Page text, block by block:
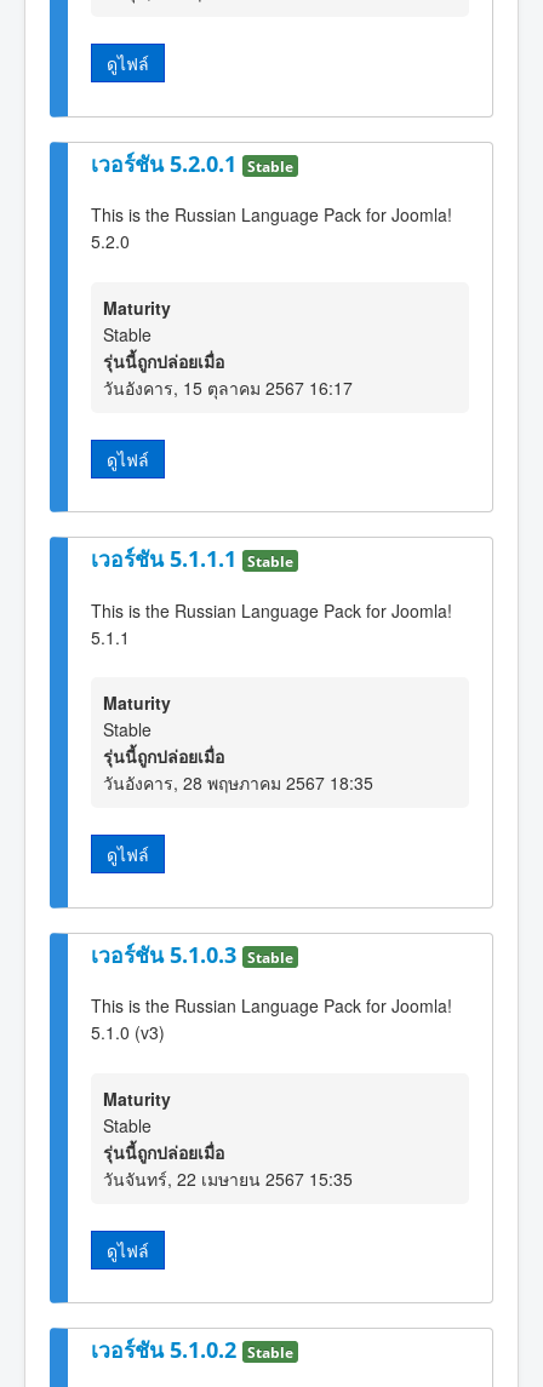
ดูไฟล์
เวอร์ชัน 5.2.0.1 Stable
This is the Russian Language Pack for Joomla!
5.2.0
Maturity
Stable
รุ่นนี้ถูกปล่อยเมื่อ
วันอังคาร, 15 ตุลาคม 2567 16:17
ดูไฟล์
เวอร์ชัน 5.1.1.1 Stable
This is the Russian Language Pack for Joomla!
5.1.1
Maturity
Stable
รุ่นนี้ถูกปล่อยเมื่อ
วันอังคาร, 28 พฤษภาคม 2567 18:35
ดูไฟล์
เวอร์ชัน 5.1.0.3 Stable
This is the Russian Language Pack for Joomla!
5.1.0 (v3)
Maturity
Stable
รุ่นนี้ถูกปล่อยเมื่อ
วันจันทร์, 22 เมษายน 2567 15:35
ดูไฟล์
เวอร์ชัน 5.1.0.2 Stable